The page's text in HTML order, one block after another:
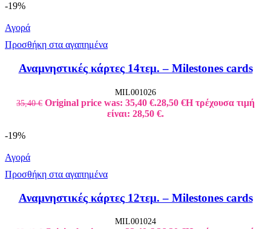
-19%
Αγορά
Προσθήκη στα αγαπημένα
Αναμνηστικές κάρτες 14τεμ. – Milestones cards
MIL001026
35,40€ Original price was: 35,40 €.28,50 €Η τρέχουσα τιμή
είναι: 28,50 €.
-19%
Αγορά
Προσθήκη στα αγαπημένα
Αναμνηστικές κάρτες 12τεμ. – Milestones cards
MIL001024